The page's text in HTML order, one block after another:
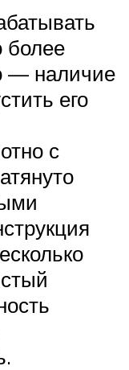
более
— наличие
его
с